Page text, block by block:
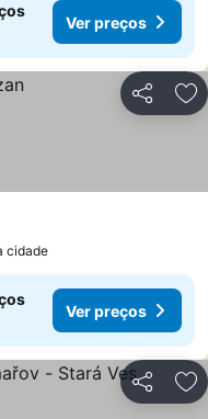
Ver preços
Partilhar
preços
cidade
Ver preços
Partilhar